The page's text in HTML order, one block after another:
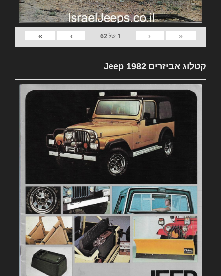
«
‹
1 של62
›
»
קטלוג אביזרים 1982 Jeep